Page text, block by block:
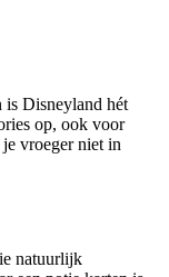
is Disneyland hét
op, ook voor
vroeger niet in
natuurlijk